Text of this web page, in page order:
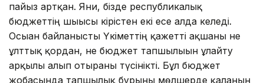
пайыз артқан. Яғни, бізде республикалық
бюджеттің шығысы кірістен екі есе алда келеді.
Осыған байланысты Үкіметтің қажетті ақшаны не
ұлттық қордан, не бюджет тапшылығын ұлғайту
арқылы алып отырғаны түсінікті. Бұл бюджет
жобасында тапшылық бұрынғы мөлшерде қалғанын